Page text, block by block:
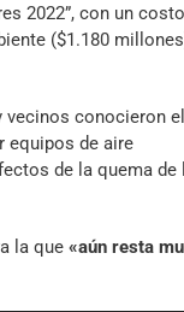
2022”, con un
($1.180
vecinos conocieron el
equipos de aire
de la quema de
la que «aún resta